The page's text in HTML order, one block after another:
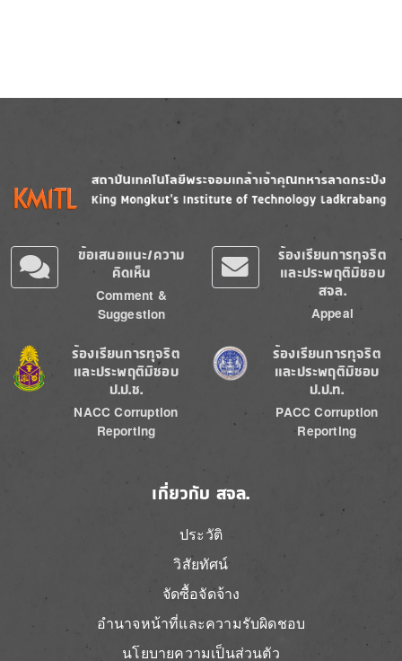
Image
ข้อเสนอแนะ/ความ
คิดเห็น
Comment &
Suggestion
ร้องเรียนการทุจริต
และประพฤติมิชอบ
สจล.
Appeal
Image
ร้องเรียนการทุจริต
และประพฤติมิชอบ
ป.ป.ช.
NACC Corruption
Reporting
Image
ร้องเรียนการทุจริต
และประพฤติมิชอบ
ป.ป.ท.
PACC Corruption
Reporting
เกี่ยวกับ สจล.
ประวัติ
วิสัยทัศน์
จัดซื้อจัดจ้าง
อำนาจหน้าที่และความรับผิดชอบ
นโยบายความเป็นส่วนตัว